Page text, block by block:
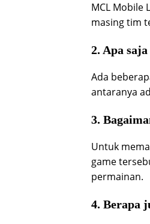
MCL Mobile
masing tim
2. Apa
Ada
antaranya
3.
Untuk
game
permainan.
4. Berapa